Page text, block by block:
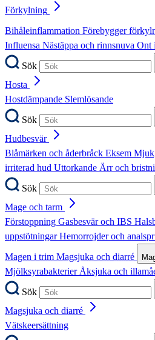
Förkylning
Bihåleinflammation Förebygger
Influensa Nästäppa och rinnsnuva Ont
Sök
Hosta
Hostdämpande Slemlösande
Sök
Hudbesvär
Blåmärken och åderbråck Eksem
irriterad hud Uttorkande Ärr och
Sök
Mage och tarm
Förstoppning Gasbesvär och IBS
uppstötningarHemorrojder och
Magen i trim Magsjuka och diarré
MjölksyrabakterierÅksjuka och
Sök
Magsjuka och diarré
Vätskeersättning